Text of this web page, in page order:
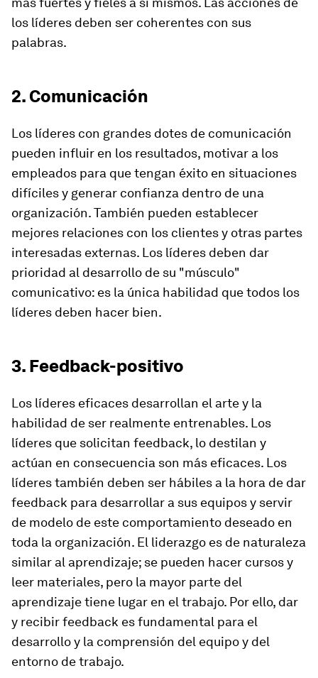
los líderes deben ser coherentes con sus
palabras.
2. Comunicación
Los líderes con grandes dotes de comunicación
pueden influir en los resultados, motivar a los
empleados para que tengan éxito en situaciones
difíciles y generar confianza dentro de una
organización. También pueden establecer
mejores relaciones con los clientes y otras partes
interesadas externas. Los líderes deben dar
prioridad al desarrollo de su "músculo"
comunicativo: es la única habilidad que todos los
líderes deben hacer bien.
3. Feedback-positivo
Los líderes eficaces desarrollan el arte y la
habilidad de ser realmente entrenables. Los
líderes que solicitan feedback, lo destilan y
actúan en consecuencia son más eficaces. Los
líderes también deben ser hábiles a la hora de dar
feedback para desarrollar a sus equipos y servir
de modelo de este comportamiento deseado en
toda la organización. El liderazgo es de naturaleza
similar al aprendizaje; se pueden hacer cursos y
leer materiales, pero la mayor parte del
aprendizaje tiene lugar en el trabajo. Por ello, dar
y recibir feedback es fundamental para el
desarrollo y la comprensión del equipo y del
entorno de trabajo.